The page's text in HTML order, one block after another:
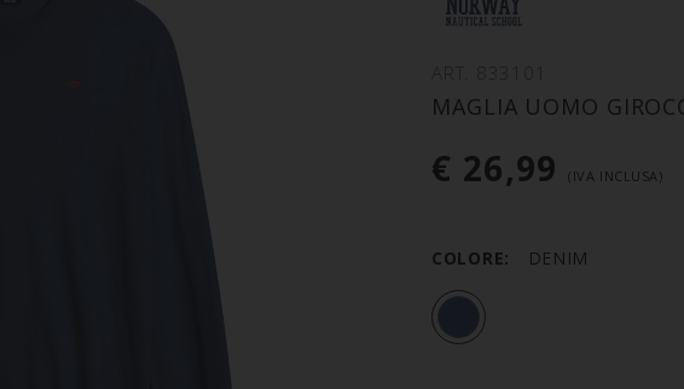
MAGLIA UOMO
€ 26,99 (IVA INCLUSA)
COLORE: DENIM